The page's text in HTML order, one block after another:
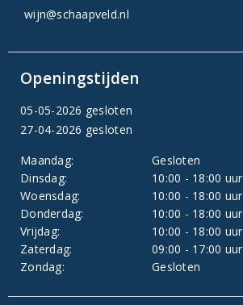
wijn@schaapveld.nl
Openingstijden
05-05-2026 gesloten
27-04-2026 gesloten
Maandag:
Gesloten
Dinsdag:
10:00 - 18:00 uur
Woensdag:
10:00 - 18:00 uur
Donderdag:
10:00 - 18:00 uur
Vrijdag:
10:00 - 18:00 uur
Zaterdag:
09:00 - 17:00 uur
Zondag:
Gesloten